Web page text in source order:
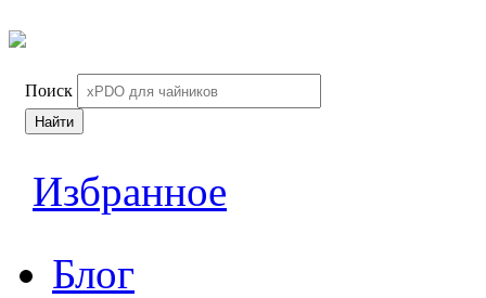
Поиск
Найти
Избранное
Блог